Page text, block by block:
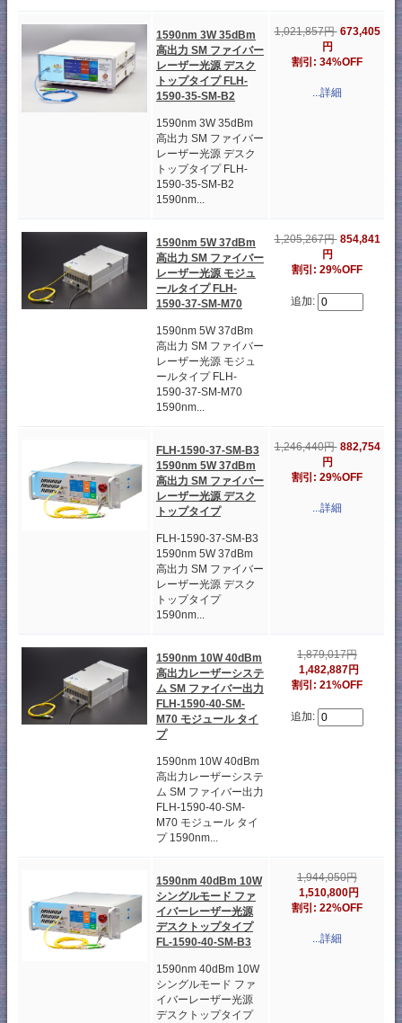
1590nm 3W 35dBm
高出力 SM ファイバー
レーザー光源 デスク
トップタイプ FLH-
1590-35-SM-B2
1590nm 3W 35dBm
高出力 SM ファイバー
レーザー光源 デスク
トップタイプ FLH-
1590-35-SM-B2
1590nm...
1,021,857円 673,405
円
割引: 34%OFF
...詳細
1590nm 5W 37dBm
高出力 SM ファイバー
レーザー光源 モジュ
ールタイプ FLH-
1590-37-SM-M70
1590nm 5W 37dBm
高出力 SM ファイバー
レーザー光源 モジュ
ールタイプ FLH-
1590-37-SM-M70
1590nm...
1,205,267円 854,841
円
割引: 29%OFF
追加:
FLH-1590-37-SM-B3
1590nm 5W 37dBm
高出力 SM ファイバー
レーザー光源 デスク
トップタイプ
FLH-1590-37-SM-B3
1590nm 5W 37dBm
高出力 SM ファイバー
レーザー光源 デスク
トップタイプ
1590nm...
1,246,440円 882,754
円
割引: 29%OFF
...詳細
1590nm 10W 40dBm
高出力レーザーシステ
ム SM ファイバー出力
FLH-1590-40-SM-
M70 モジュール タイ
プ
1590nm 10W 40dBm
高出力レーザーシステ
ム SM ファイバー出力
FLH-1590-40-SM-
M70 モジュール タイ
プ 1590nm...
1,879,017円
1,482,887円
割引: 21%OFF
追加:
1590nm 40dBm 10W
シングルモード ファ
イバーレーザー光源
デスクトップタイプ
FL-1590-40-SM-B3
1590nm 40dBm 10W
シングルモード ファ
イバーレーザー光源
デスクトップタイプ
1,944,050円
1,510,800円
割引: 22%OFF
...詳細